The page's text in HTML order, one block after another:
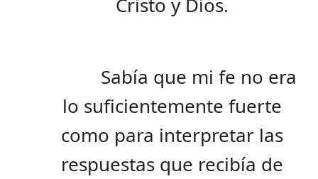
Sabía que mi fe no era
lo suficientemente fuerte
como para interpretar las
respuestas que recibía de